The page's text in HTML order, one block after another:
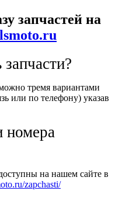
запчастей на
тремя вариантами
или по телефону) указав
номера
на нашем сайте в
zapchasti/